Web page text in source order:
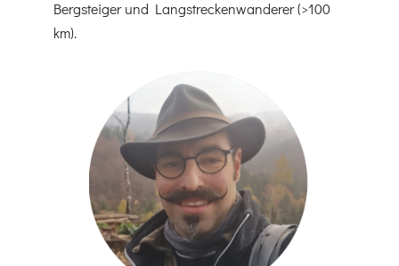
Bergsteiger und Langstreckenwanderer (>100
km).